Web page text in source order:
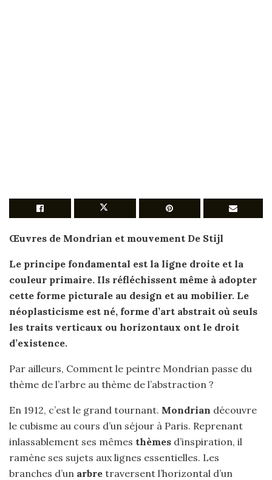
Œuvres de Mondrian et mouvement De Stijl
Le principe fondamental est la ligne droite et la
couleur primaire. Ils réfléchissent même à adopter
cette forme picturale au design et au mobilier. Le
néoplasticisme est né, forme d’art abstrait où seuls
les traits verticaux ou horizontaux ont le droit
d’existence.
Par ailleurs, Comment le peintre Mondrian passe du
thème de l’arbre au thème de l’abstraction ?
En 1912, c’est le grand tournant. Mondrian découvre
le cubisme au cours d’un séjour à Paris. Reprenant
inlassablement ses mêmes thèmes d’inspiration, il
ramène ses sujets aux lignes essentielles. Les
branches d’un arbre traversent l’horizontal d’un